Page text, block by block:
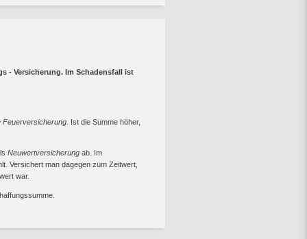
- Versicherung. Im Schadensfall ist
Feuerversicherung . Ist die Summe höher,
Neuwertversicherung ab. Im
Versichert man dagegen zum Zeitwert,
war.